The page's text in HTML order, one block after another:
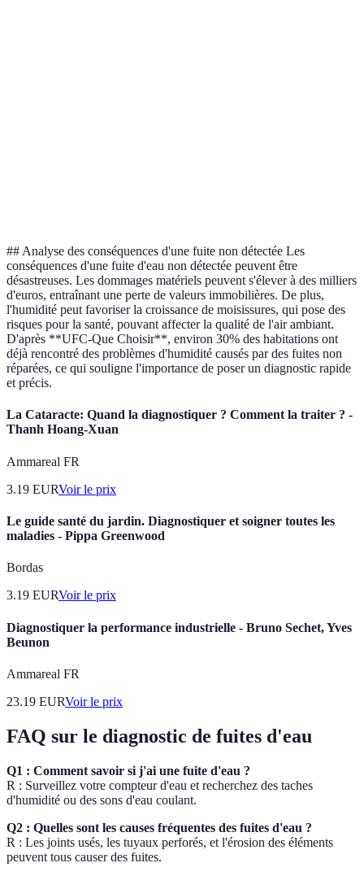
## Analyse des conséquences d'une fuite non détectée Les
conséquences d'une fuite d'eau non détectée peuvent être
désastreuses. Les dommages matériels peuvent s'élever à des milliers
d'euros, entraînant une perte de valeurs immobilières. De plus,
l'humidité peut favoriser la croissance de moisissures, qui pose des
risques pour la santé, pouvant affecter la qualité de l'air ambiant.
D'après **UFC-Que Choisir**, environ 30% des habitations ont
déjà rencontré des problèmes d'humidité causés par des fuites non
réparées, ce qui souligne l'importance de poser un diagnostic rapide
et précis.
La Cataracte: Quand la diagnostiquer ? Comment la traiter ? -
Thanh Hoang-Xuan
Ammareal FR
3.19 EURVoir le prix
Le guide santé du jardin. Diagnostiquer et soigner toutes les
maladies - Pippa Greenwood
Bordas
3.19 EURVoir le prix
Diagnostiquer la performance industrielle - Bruno Sechet, Yves
Beunon
Ammareal FR
23.19 EURVoir le prix
FAQ sur le diagnostic de fuites d'eau
Q1 : Comment savoir si j'ai une fuite d'eau ?
R : Surveillez votre compteur d'eau et recherchez des taches
d'humidité ou des sons d'eau coulant.
Q2 : Quelles sont les causes fréquentes des fuites d'eau ?
R : Les joints usés, les tuyaux perforés, et l'érosion des éléments
peuvent tous causer des fuites.